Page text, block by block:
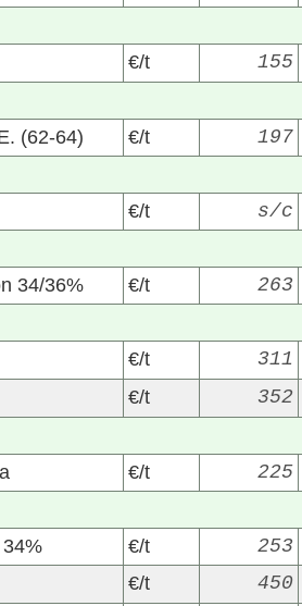
€/t 155
(62-64)
€/t 197
€/t s/c
34/36%
€/t 263
€/t 311
€/t 352
€/t 225
€/t 253
€/t 450